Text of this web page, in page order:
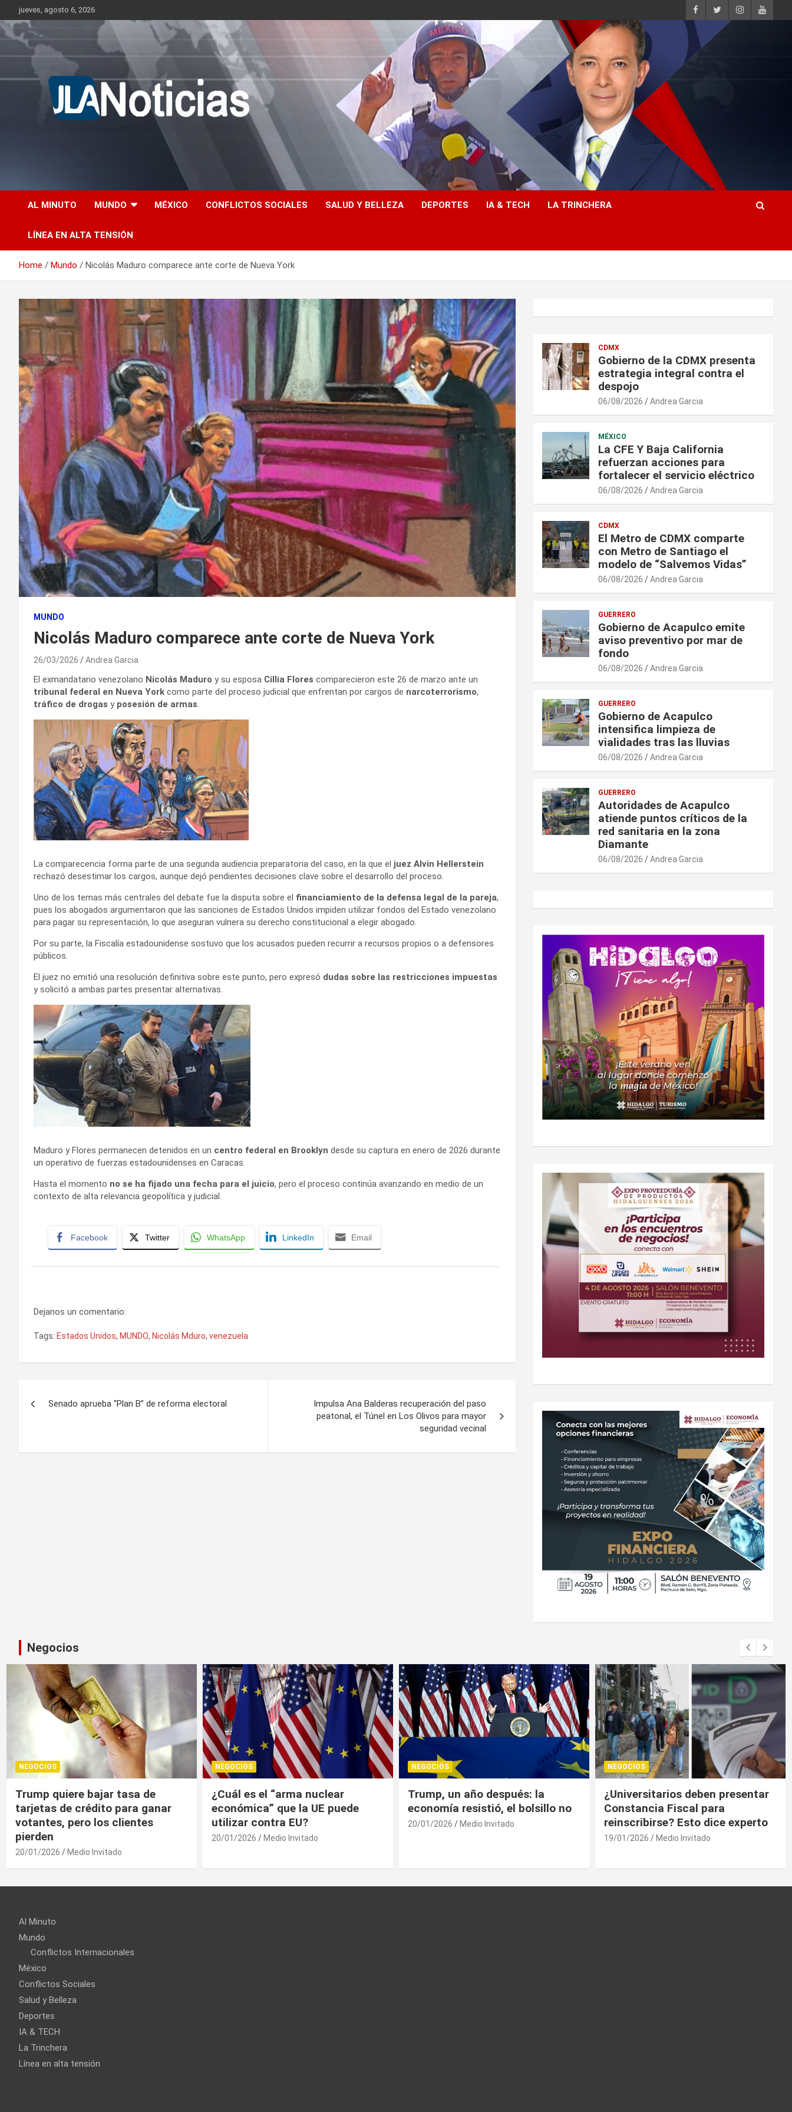
to
content
jueves, agosto 6, 2026
Jlanoticias
AL MINUTO MUNDO MÉXICO CONFLICTOS SOCIALES SALUD Y BELLEZA DEPORTES IA & TECH LA TRINCHERA
LÍNEA EN ALTA TENSIÓN
Home Mundo Nicolás Maduro comparece ante corte de Nueva York
MUNDO
Nicolás Maduro comparece ante corte de Nueva York
26/03/2026 Andrea Garcia
El exmandatario venezolano Nicolás Maduro y su esposa Cillia Flores comparecieron este 26 de marzo ante un
tribunal federal en Nueva York como parte del proceso judicial que enfrentan por cargos de narcoterrorismo,
tráfico de drogas y posesión de armas.
La comparecencia forma parte de una segunda audiencia preparatoria del caso, en la que el juez Alvin Hellerstein
rechazó desestimar los cargos, aunque dejó pendientes decisiones clave sobre el desarrollo del proceso.
Uno de los temas más centrales del debate fue la disputa sobre el financiamiento de la defensa legal de la pareja,
pues los abogados argumentaron que las sanciones de Estados Unidos impiden utilizar fondos del Estado venezolano
para pagar su representación, lo que aseguran vulnera su derecho constitucional a elegir abogado.
Por su parte, la Fiscalía estadounidense sostuvo que los acusados pueden recurrir a recursos propios o a defensores
públicos.
El juez no emitió una resolución definitiva sobre este punto, pero expresó dudas sobre las restricciones impuestas
y solicitó a ambas partes presentar alternativas.
Maduro y Flores permanecen detenidos en un centro federal en Brooklyn desde su captura en enero de 2026 durante
un operativo de fuerzas estadounidenses en Caracas.
Hasta el momento no se ha fijado una fecha para el juicio, pero el proceso continúa avanzando en medio de un
contexto de alta relevancia geopolítica y judicial.
Facebook Twitter WhatsApp LinkedIn Email
Dejanos un comentario:
Tags: Estados Unidos, MUNDO, Nicolás Mduro, venezuela
Senado aprueba “Plan B” de reforma electoral
Impulsa Ana Balderas recuperación del paso
peatonal, el Túnel en Los Olivos para mayor
seguridad vecinal
CDMX
Gobierno de la CDMX presenta
estrategia integral contra el
despojo
06/08/2026 Andrea Garcia
MÉXICO
La CFE Y Baja California
refuerzan acciones para
fortalecer el servicio eléctrico
06/08/2026 Andrea Garcia
CDMX
El Metro de CDMX comparte
con Metro de Santiago el
modelo de “Salvemos Vidas”
06/08/2026 Andrea Garcia
GUERRERO
Gobierno de Acapulco emite
aviso preventivo por mar de
fondo
06/08/2026 Andrea Garcia
GUERRERO
Gobierno de Acapulco
intensifica limpieza de
vialidades tras las lluvias
06/08/2026 Andrea Garcia
GUERRERO
Autoridades de Acapulco
atiende puntos críticos de la
red sanitaria en la zona
Diamante
06/08/2026 Andrea Garcia
Negocios
NEGOCIOS
¿Cuál es el “arma nuclear
económica” que la UE puede
utilizar contra EU?
20/01/2026
NEGOCIOS
Trump, un año después: la
economía resistió, el bolsillo no
20/01/2026 Medio Invitado
NEGOCIOS
¿Universitarios deben presentar
Constancia Fiscal para
reinscribirse? Esto dice experto
NEGOCIOS
Trump contiene el déficit
comercial de bienes, pero sin
descenso
19/01/2026 Medio Invitado
Al Minuto
Mundo
Conflictos Internacionales
México
Conflictos Sociales
Salud y Belleza
Deportes
IA & TECH
La Trinchera
Línea en alta tensión